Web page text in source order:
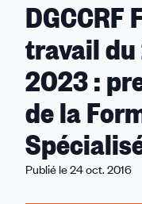
êtes
ici
DGCCRF
travail du
2023 :
de la
Publié le 24 oct. 2016